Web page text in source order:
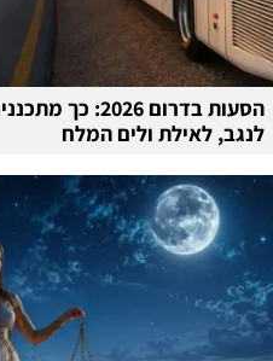
הסעות בדרום
לנגב, לאילת ולים המלח